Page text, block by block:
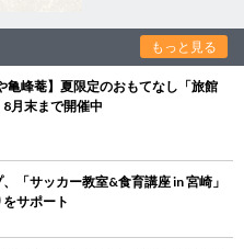
もっと見る
亀峰菴】夏限定のおもてなし「旅館
月末まで開催中
「サッカー教室&食育講座 in 宮崎」
サポート